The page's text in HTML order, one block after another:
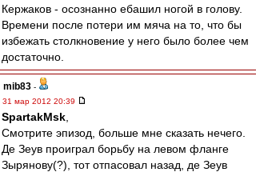
Кержаков - осознанно ебашил ногой в голову.
Времени после потери им мяча на то, что бы
избежать столкновение у него было более чем
достаточно.
mib83 -
31 мар 2012 20:39
SpartakMsk
Смотрите эпизод, больше мне сказать нечего.
Де Зеув проиграл борьбу на левом фланге
Зырянову(?), тот отпасовал назад, де Зеув